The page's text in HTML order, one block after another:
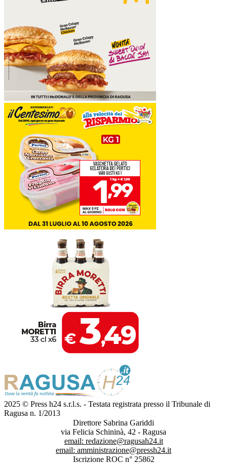
2025 © Press h24 s.r.l.s. - Testata registrata presso il Tribunale di
Ragusa n. 1/2013
Direttore Sabrina Gariddi
via Felicia Schininà, 42 - Ragusa
email: redazione@ragusah24.it
email: amministrazione@pressh24.it
Iscrizione ROC n° 25862